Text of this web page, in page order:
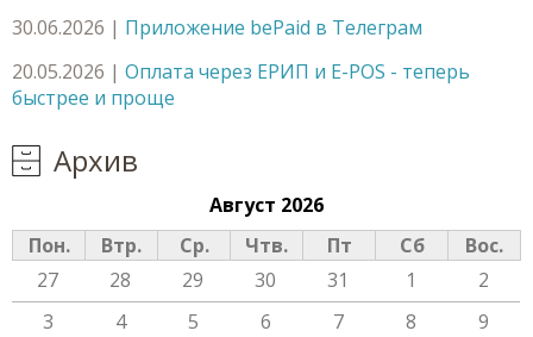
30.06.2026 | Приложение bePaid в Телеграм
20.05.2026 | Оплата через ЕРИП и E-POS - теперь
быстрее и проще
Архив
Август 2026
Пон.
Втр. Ср. Чтв. Пт Сб
Вос.
27
28 29 30 31 1
2
3
4 5 6 7 8
9